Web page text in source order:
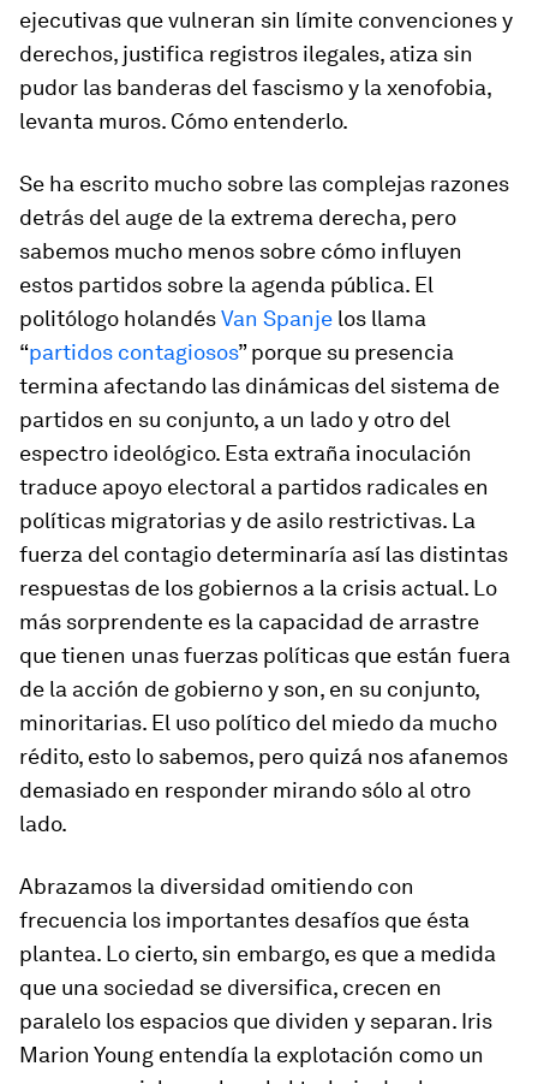
ejecutivas que vulneran sin límite convenciones y
derechos, justifica registros ilegales, atiza sin
pudor las banderas del fascismo y la xenofobia,
levanta muros. Cómo entenderlo.
Se ha escrito mucho sobre las complejas razones
detrás del auge de la extrema derecha, pero
sabemos mucho menos sobre cómo influyen
estos partidos sobre la agenda pública. El
politólogo holandésVan Spanje los llama
“partidos contagiosos” porque su presencia
termina afectando las dinámicas del sistema de
partidos en su conjunto, a un lado y otro del
espectro ideológico. Esta extraña inoculación
traduce apoyo electoral a partidos radicales en
políticas migratorias y de asilo restrictivas. La
fuerza del contagio determinaría así las distintas
respuestas de los gobiernos a la crisis actual. Lo
más sorprendente es la capacidad de arrastre
que tienen unas fuerzas políticas que están fuera
de la acción de gobierno y son, en su conjunto,
minoritarias. El uso político del miedo da mucho
rédito, esto lo sabemos, pero quizá nos afanemos
demasiado en responder mirando sólo al otro
lado.
Abrazamos la diversidad omitiendo con
frecuencia los importantes desafíos que ésta
plantea. Lo cierto, sin embargo, es que a medida
que una sociedad se diversifica, crecen en
paralelo los espacios que dividen y separan. Iris
Marion Young entendía la explotación como un